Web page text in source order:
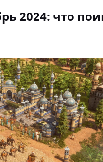
2024: что